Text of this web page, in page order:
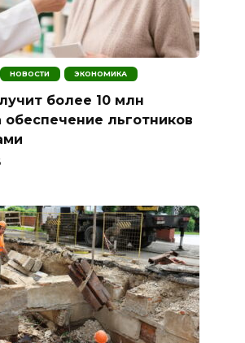
НОВОСТИ ЭКОНОМИКА
более 10 млн
обеспечение льготников